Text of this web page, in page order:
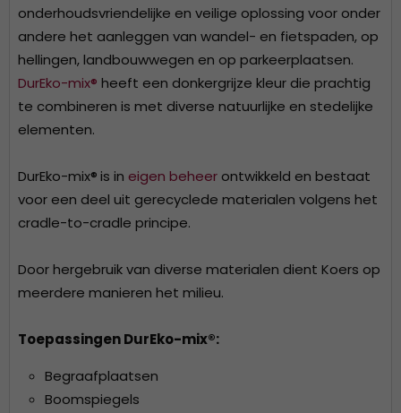
onderhoudsvriendelijke en veilige oplossing voor onder
andere het aanleggen van wandel- en fietspaden, op
hellingen, landbouwwegen en op parkeerplaatsen.
DurEko-mix® heeft een donkergrijze kleur die prachtig
te combineren is met diverse natuurlijke en stedelijke
elementen.
DurEko-mix®is in eigen beheer ontwikkeld en bestaat
voor een deel uit gerecyclede materialen volgens het
cradle-to-cradle principe.
Door hergebruik van diverse materialen dient Koers op
meerdere manieren het milieu.
ToepassingenDurEko-mix®:
Begraafplaatsen
Boomspiegels